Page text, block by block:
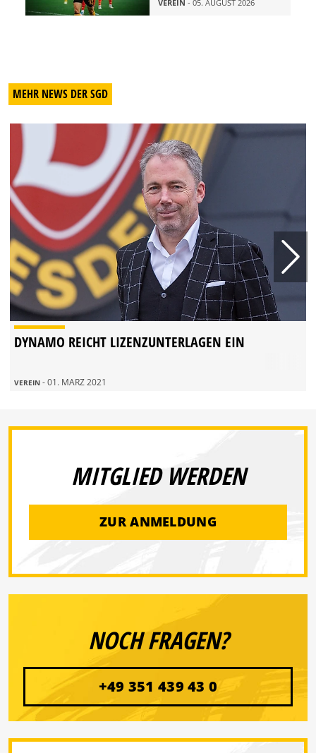
VEREIN - 05. AUGUST 2026
MEHR NEWS DER SGD
DYNAMO REICHT LIZENZUNTERLAGEN EIN
VEREIN - 01. MÄRZ 2021
MITGLIED WERDEN
ZUR ANMELDUNG
NOCH FRAGEN?
+49 351 439 43 0